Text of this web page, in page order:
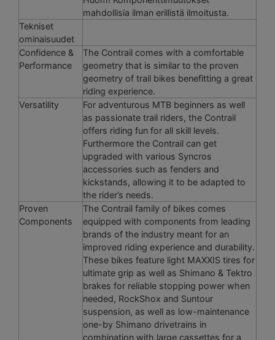
mahdollisia ilman erillistä ilmoitusta.
Tekniset
ominaisuudet
Confidence &
Performance
The Contrail comes with a comfortable
geometry that is similar to the proven
geometry of trail bikes benefitting a great
riding experience.
Versatility
For adventurous MTB beginners as well
as passionate trail riders, the Contrail
offers riding fun for all skill levels.
Furthermore the Contrail can get
upgraded with various Syncros
accessories such as fenders and
kickstands, allowing it to be adapted to
the rider’s needs.
Proven
Components
The Contrail family of bikes comes
equipped with components from leading
brands of the industry meant for an
improved riding experience and durability.
These bikes feature light MAXXIS tires for
ultimate grip as well as Shimano & Tektro
brakes for reliable stopping power when
needed, RockShox and Suntour
suspension, as well as low-maintenance
one-by Shimano drivetrains in
combination with large cassettes for a